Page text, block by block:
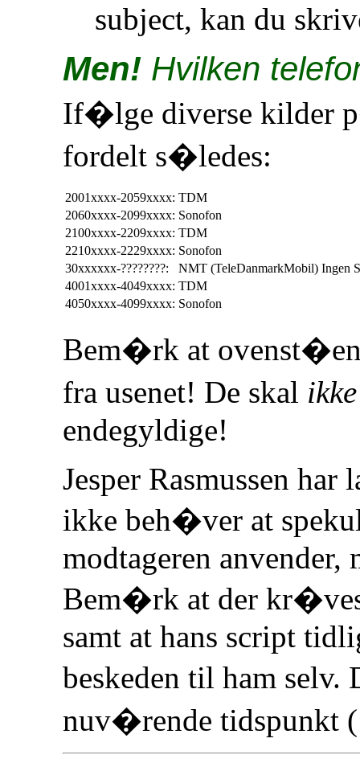
subject, kan du
Men! Hvilken
If�lge diverse kilder
fordelt s�ledes:
2001xxxx-2059xxxx: TDM
2060xxxx-2099xxxx: Sonofon
2100xxxx-2209xxxx: TDM
2210xxxx-2229xxxx: Sonofon
30xxxxxx-????????:
NMT (TeleDanmarkMobil) Ingen
4001xxxx-4049xxxx: TDM
4050xxxx-4099xxxx: Sonofon
Bem�rk at
fra usenet! De skal ikke
endegyldige!
Jesper Rasmussen har
ikke beh�ver at
modtageren anvender,
Bem�rk at der kr�ves
samt at hans script
beskeden til ham
nuv�rende tidspunkt